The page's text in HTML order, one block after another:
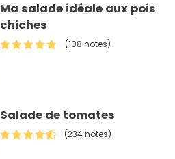
Ma salade idéale aux pois
chiches
(108 notes)
Salade de tomates
(234 notes)